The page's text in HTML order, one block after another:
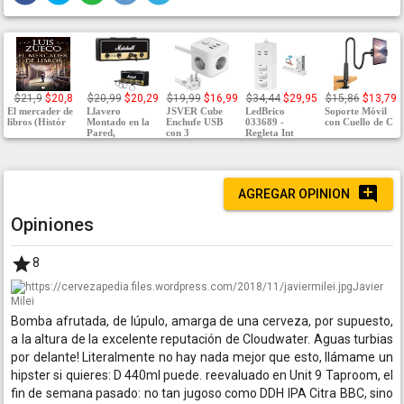
$21,9 $20,8
El mercader de
libros (Histór
$20,99 $20,29
Llavero
Montado en la
Pared,
$19,99 $16,99
JSVER Cube
Enchufe USB
con 3
$34,44 $29,95
LedBrico
033689 -
Regleta Int
$15,86 $13,79
Soporte Móvil
con Cuello de C
AGREGAR OPINION
Opiniones
8
Javier
Milei
Bomba afrutada, de lúpulo, amarga de una cerveza, por supuesto,
a la altura de la excelente reputación de Cloudwater. Aguas turbias
por delante! Literalmente no hay nada mejor que esto, llámame un
hipster si quieres: D 440ml puede. reevaluado en Unit 9 Taproom, el
fin de semana pasado: no tan jugoso como DDH IPA Citra BBC, sino